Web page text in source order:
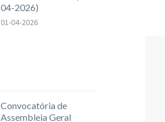
04-2026)
01-04-2026
Convocatória de
Assembleia Geral